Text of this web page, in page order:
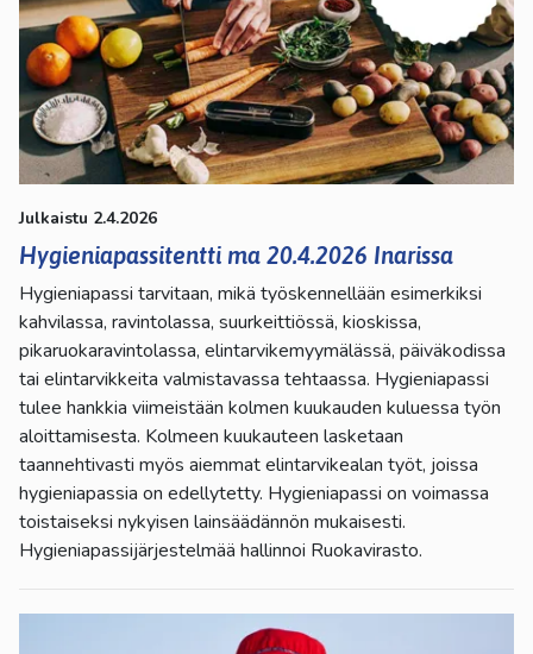
Julkaistu 2.4.2026
Hygieniapassitentti ma 20.4.2026 Inarissa
Hygieniapassi tarvitaan, mikä työskennellään esimerkiksi
kahvilassa, ravintolassa, suurkeittiössä, kioskissa,
pikaruokaravintolassa, elintarvikemyymälässä, päiväkodissa
tai elintarvikkeita valmistavassa tehtaassa. Hygieniapassi
tulee hankkia viimeistään kolmen kuukauden kuluessa työn
aloittamisesta. Kolmeen kuukauteen lasketaan
taannehtivasti myös aiemmat elintarvikealan työt, joissa
hygieniapassia on edellytetty. Hygieniapassi on voimassa
toistaiseksi nykyisen lainsäädännön mukaisesti.
Hygieniapassijärjestelmää hallinnoi Ruokavirasto.